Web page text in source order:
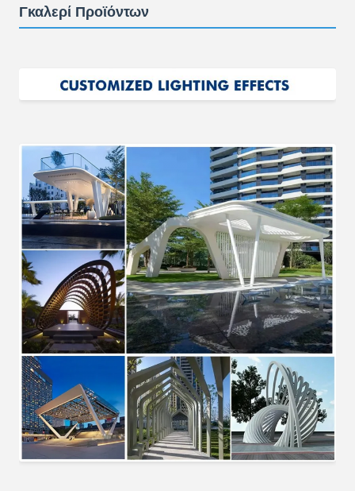
Γκαλερί Προϊόντων